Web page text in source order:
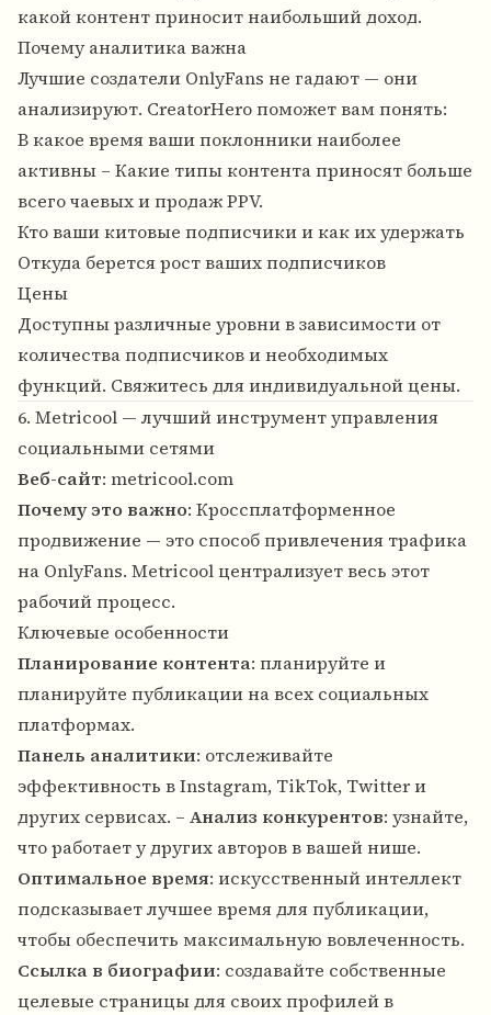
какой контент приносит наибольший доход.
Почему аналитика важна
Лучшие создатели OnlyFans не гадают — они
анализируют. CreatorHero поможет вам понять:
В какое время ваши поклонники наиболее
активны – Какие типы контента приносят больше
всего чаевых и продаж PPV.
Кто ваши китовые подписчики и как их удержать
Откуда берется рост ваших подписчиков
Цены
Доступны различные уровни в зависимости от
количества подписчиков и необходимых
функций. Свяжитесь для индивидуальной цены.
6. Metricool — лучший инструмент управления
социальными сетями
Веб-сайт: metricool.com
Почему это важно: Кроссплатформенное
продвижение — это способ привлечения трафика
на OnlyFans. Metricool централизует весь этот
рабочий процесс.
Ключевые особенности
Планирование контента: планируйте и
планируйте публикации на всех социальных
платформах.
Панель аналитики: отслеживайте
эффективность в Instagram, TikTok, Twitter и
других сервисах. – Анализ конкурентов: узнайте,
что работает у других авторов в вашей нише.
Оптимальное время: искусственный интеллект
подсказывает лучшее время для публикации,
чтобы обеспечить максимальную вовлеченность.
Ссылка в биографии: создавайте собственные
целевые страницы для своих профилей в